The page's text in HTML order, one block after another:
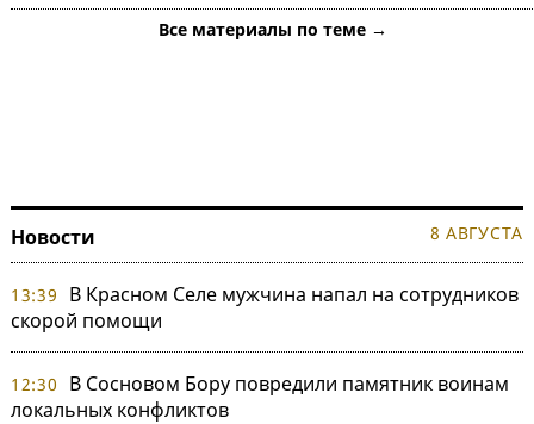
Все материалы по теме →
Новости 8 АВГУСТА
13:39
В Красном Селе мужчина напал на сотрудников
скорой помощи
12:30
В Сосновом Бору повредили памятник воинам
локальных конфликтов